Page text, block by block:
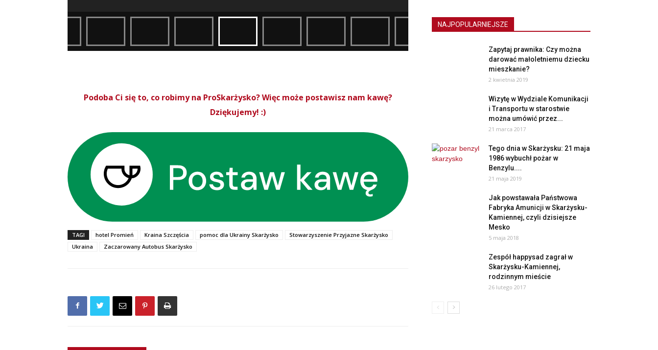
Podoba Ci się to, co robimy na ProSkarżysko? Więc może postawisz nam kawę?
Dziękujemy! :)
TAGI hotel Promień Kraina Szczęścia pomoc dla Ukrainy Skarżysko
Stowarzyszenie Przyjazne Skarżysko
Ukraina
Zaczarowany Autobus Skarżysko
NAJPOPULARNIEJSZE
Zapytaj prawnika: Czy można
darować małoletniemu dziecku
mieszkanie?
2 kwietnia 2019
Wizytę w Wydziale Komunikacji
i Transportu w starostwie
można umówić przez...
21 marca 2017
Tego dnia w Skarżysku: 21 maja
1986 wybuchł pożar w
Benzylu....
21 maja 2019
Jak powstawała Państwowa
Fabryka Amunicji w Skarżysku-
Kamiennej, czyli dzisiejsze
Mesko
5 maja 2018
Zespół happysad zagrał w
Skarżysku-Kamiennej,
rodzinnym mieście
26 lutego 2017